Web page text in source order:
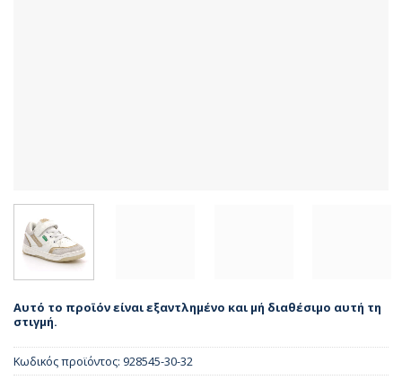
Αυτό το προϊόν είναι εξαντλημένο και μή διαθέσιμο αυτή τη
στιγμή.
Κωδικός προϊόντος: 928545-30-32